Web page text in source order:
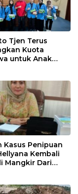
Tjen Terus
Kuota
untuk Anak
Kasus Penipuan
Kembali